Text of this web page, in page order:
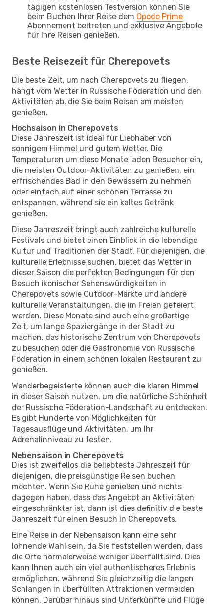
tägigen kostenlosen Testversion können Sie
beim Buchen Ihrer Reise dem Opodo Prime
Abonnement beitreten und exklusive Angebote
für Ihre Reisen genießen.
Beste Reisezeit für Cherepovets
Die beste Zeit, um nach Cherepovets zu fliegen,
hängt vom Wetter in Russische Föderation und den
Aktivitäten ab, die Sie beim Reisen am meisten
genießen.
Hochsaison in Cherepovets
Diese Jahreszeit ist ideal für Liebhaber von
sonnigem Himmel und gutem Wetter. Die
Temperaturen um diese Monate laden Besucher ein,
die meisten Outdoor-Aktivitäten zu genießen, ein
erfrischendes Bad in den Gewässern zu nehmen
oder einfach auf einer schönen Terrasse zu
entspannen, während sie ein kaltes Getränk
genießen.
Diese Jahreszeit bringt auch zahlreiche kulturelle
Festivals und bietet einen Einblick in die lebendige
Kultur und Traditionen der Stadt. Für diejenigen, die
kulturelle Erlebnisse suchen, bietet das Wetter in
dieser Saison die perfekten Bedingungen für den
Besuch ikonischer Sehenswürdigkeiten in
Cherepovets sowie Outdoor-Märkte und andere
kulturelle Veranstaltungen, die im Freien gefeiert
werden. Diese Monate sind auch eine großartige
Zeit, um lange Spaziergänge in der Stadt zu
machen, das historische Zentrum von Cherepovets
zu besuchen oder die Gastronomie von Russische
Föderation in einem schönen lokalen Restaurant zu
genießen.
Wanderbegeisterte können auch die klaren Himmel
in dieser Saison nutzen, um die natürliche Schönheit
der Russische Föderation-Landschaft zu entdecken.
Es gibt Hunderte von Möglichkeiten für
Tagesausflüge und Aktivitäten, um Ihr
Adrenalinniveau zu testen.
Nebensaison in Cherepovets
Dies ist zweifellos die beliebteste Jahreszeit für
diejenigen, die preisgünstige Reisen buchen
möchten. Wenn Sie Ruhe genießen und nichts
dagegen haben, dass das Angebot an Aktivitäten
eingeschränkter ist, dann ist dies definitiv die beste
Jahreszeit für einen Besuch in Cherepovets.
Eine Reise in der Nebensaison kann eine sehr
lohnende Wahl sein, da Sie feststellen werden, dass
die Orte normalerweise weniger überfüllt sind. Dies
kann Ihnen auch ein viel authentischeres Erlebnis
ermöglichen, während Sie gleichzeitig die langen
Schlangen in überfüllten Attraktionen vermeiden
können. Darüber hinaus sind Unterkünfte und Flüge